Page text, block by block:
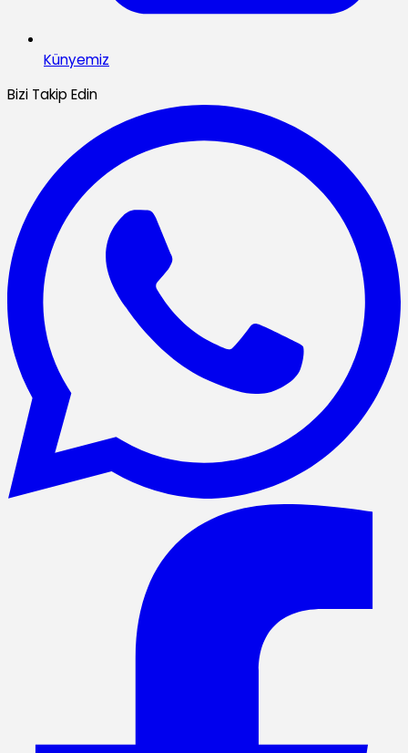
Künyemiz
Bizi Takip Edin